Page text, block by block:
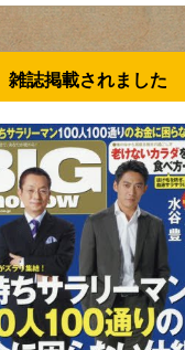
雑誌掲載されました